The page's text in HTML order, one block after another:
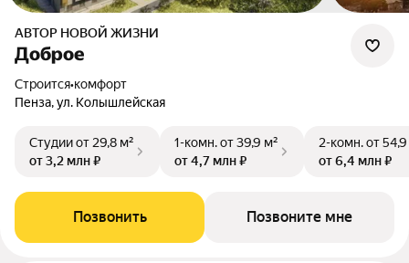
АВТОР НОВОЙ ЖИЗНИ
Доброе
Строится•комфорт
Пенза, ул. Колышлейская
Студииот 29,8 м²
от 3,2 млн ₽
1-комн.от 39,9 м²
от 4,7 млн ₽
2-комн.от
от 6,4 млн ₽
Позвонить Позвоните мне